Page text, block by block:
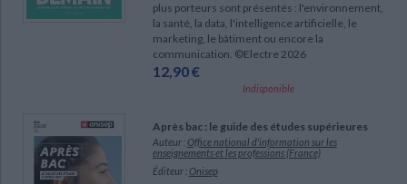
plus porteurs sont présentés : l'environnement,
la santé, la data, l'intelligence artificielle, le
marketing, le bâtiment ou encore la
communication. ©Electre 2026
12,90 €
Indisponible
Après bac : le guide des études supérieures
Auteur : Office national d'information sur les
enseignements et les professions (France)
Éditeur : Onisep